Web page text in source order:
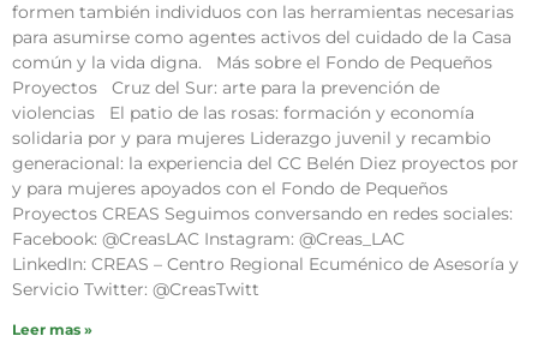
formen también individuos con las herramientas necesarias
para asumirse como agentes activos del cuidado de la Casa
común y la vida digna. Más sobre el Fondo de Pequeños
Proyectos Cruz del Sur: arte para la prevención de
violencias El patio de las rosas: formación y economía
solidaria por y para mujeres Liderazgo juvenil y recambio
generacional: la experiencia del CC Belén Diez proyectos por
y para mujeres apoyados con el Fondo de Pequeños
Proyectos CREAS Seguimos conversando en redes sociales:
Facebook: @CreasLAC Instagram: @Creas_LAC
LinkedIn: CREAS – Centro Regional Ecuménico de Asesoría y
Servicio Twitter: @CreasTwitt
Leer mas »